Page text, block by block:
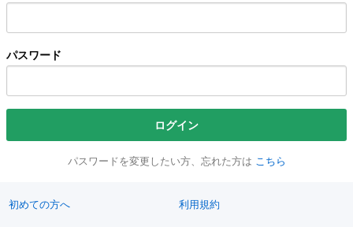
パスワード
ログイン
パスワードを変更したい方、忘れた方は こちら
初めての方へ 利用規約